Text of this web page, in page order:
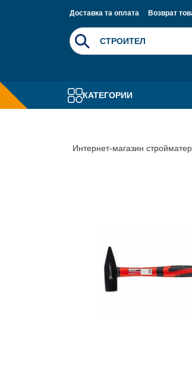
Доставка та оплата Возврат
КАТЕГОРИИ
Интернет-магазин